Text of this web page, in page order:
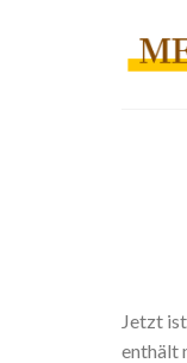
Jetzt
enthält